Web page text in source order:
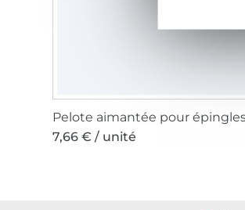
Pelote aimantée pour
7,66 € / unité